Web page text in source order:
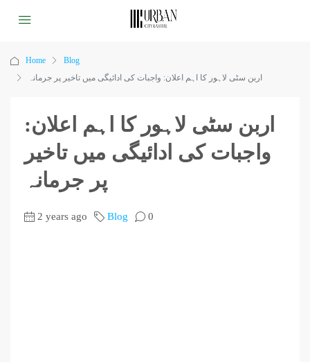
Home
Blog
اربن سٹی لاہور کا اہم اعلان: واجبات کی ادائیگی میں تاخیر پر جرمانہ
اربن سٹی لاہور کا اہم اعلان:
واجبات کی ادائیگی میں تاخیر
پر جرمانہ
2 years ago Blog 0